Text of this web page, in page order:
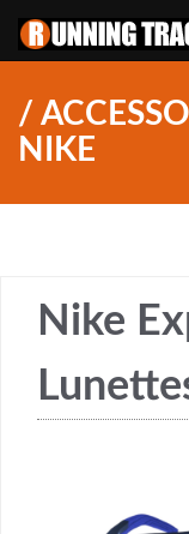
/
NIKE
Nike